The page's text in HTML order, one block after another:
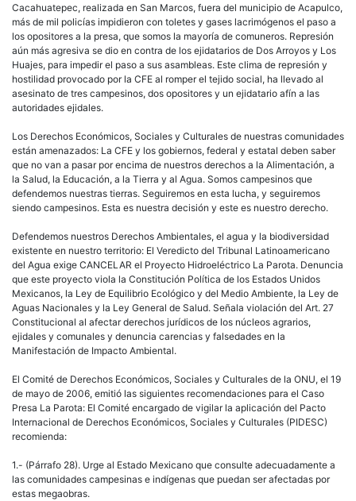
Cacahuatepec, realizada en San Marcos, fuera del municipio de Acapulco,
más de mil policías impidieron con toletes y gases lacrimógenos el paso a
los opositores a la presa, que somos la mayoría de comuneros. Represión
aún más agresiva se dio en contra de los ejidatarios de Dos Arroyos y Los
Huajes, para impedir el paso a sus asambleas. Este clima de represión y
hostilidad provocado por la CFE al romper el tejido social, ha llevado al
asesinato de tres campesinos, dos opositores y un ejidatario afín a las
autoridades ejidales.
Los Derechos Económicos, Sociales y Culturales de nuestras comunidades
están amenazados: La CFE y los gobiernos, federal y estatal deben saber
que no van a pasar por encima de nuestros derechos a la Alimentación, a
la Salud, la Educación, a la Tierra y al Agua. Somos campesinos que
defendemos nuestras tierras. Seguiremos en esta lucha, y seguiremos
siendo campesinos. Esta es nuestra decisión y este es nuestro derecho.
Defendemos nuestros Derechos Ambientales, el agua y la biodiversidad
existente en nuestro territorio: El Veredicto del Tribunal Latinoamericano
del Agua exige CANCELAR el Proyecto Hidroeléctrico La Parota. Denuncia
que este proyecto viola la Constitución Política de los Estados Unidos
Mexicanos, la Ley de Equilibrio Ecológico y del Medio Ambiente, la Ley de
Aguas Nacionales y la Ley General de Salud. Señala violación del Art. 27
Constitucional al afectar derechos jurídicos de los núcleos agrarios,
ejidales y comunales y denuncia carencias y falsedades en la
Manifestación de Impacto Ambiental.
El Comité de Derechos Económicos, Sociales y Culturales de la ONU, el 19
de mayo de 2006, emitió las siguientes recomendaciones para el Caso
Presa La Parota: El Comité encargado de vigilar la aplicación del Pacto
Internacional de Derechos Económicos, Sociales y Culturales (PIDESC)
recomienda:
1.- (Párrafo 28). Urge al Estado Mexicano que consulte adecuadamente a
las comunidades campesinas e indígenas que puedan ser afectadas por
estas megaobras.